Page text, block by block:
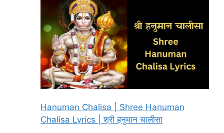
Hanuman Chalisa | Shree Hanuman
Chalisa Lyrics | श्री हनुमान चालीसा